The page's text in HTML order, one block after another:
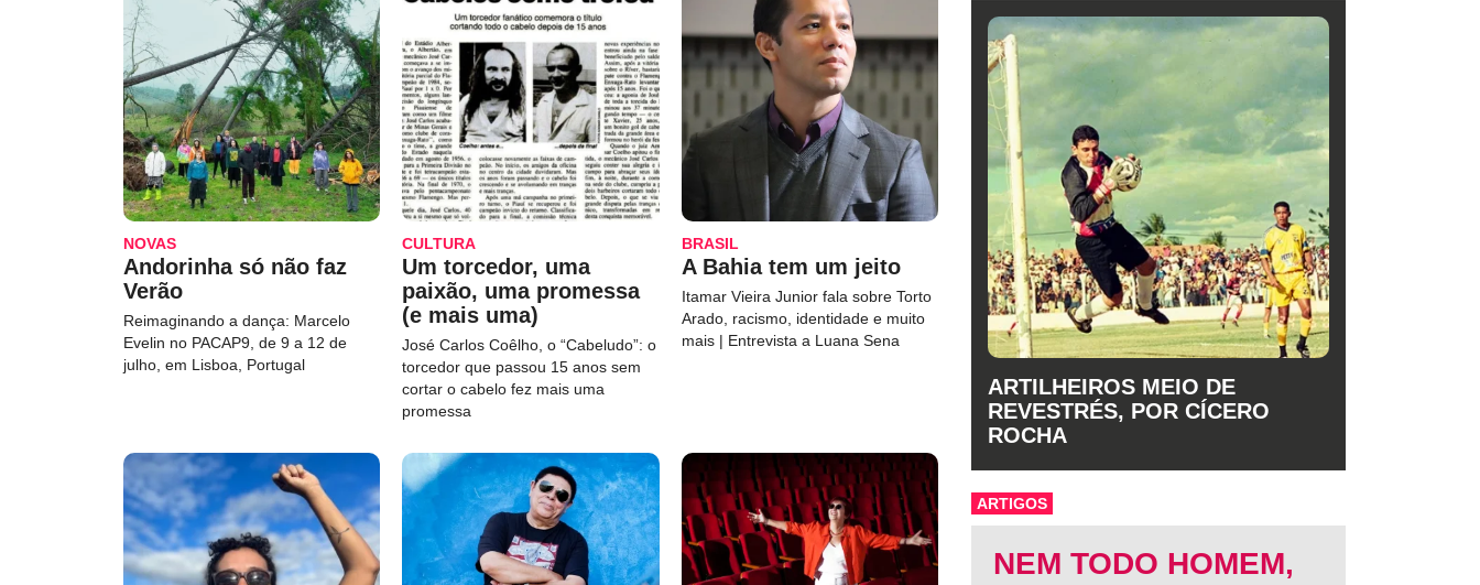
NOVAS
Andorinha só não faz
Verão
Reimaginando a dança: Marcelo
Evelin no PACAP9, de 9 a 12 de
julho, em Lisboa, Portugal
CULTURA
Um torcedor, uma
paixão, uma promessa
(e mais uma)
José Carlos Coêlho, o “Cabeludo”: o
torcedor que passou 15 anos sem
cortar o cabelo fez mais uma
promessa
BRASIL
A Bahia tem um jeito
Itamar Vieira Junior fala sobre Torto
Arado, racismo, identidade e muito
mais | Entrevista a Luana Sena
ARTILHEIROS MEIO DE
REVESTRÉS, POR CÍCERO
ROCHA
ARTIGOS
NEM TODO HOMEM,